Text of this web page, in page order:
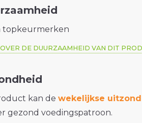
topkeurmerken
DE DUURZAAMHEID VAN DIT
kan dewekelijkse
gezond voedingspatroon.